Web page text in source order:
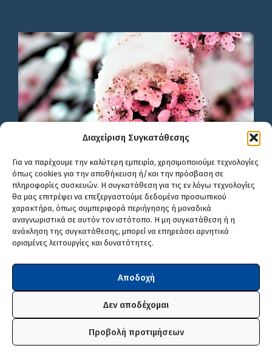
Διαχείριση Συγκατάθεσης
Για να παρέχουμε την καλύτερη εμπειρία, χρησιμοποιούμε τεχνολογίες
όπως cookies για την αποθήκευση ή/και την πρόσβαση σε
πληροφορίες συσκευών. Η συγκατάθεση για τις εν λόγω τεχνολογίες
θα μας επιτρέψει να επεξεργαστούμε δεδομένα προσωπικού
χαρακτήρα, όπως συμπεριφορά περιήγησης ή μοναδικά
αναγνωριστικά σε αυτόν τον ιστότοπο. Η μη συγκατάθεση ή η
ανάκληση της συγκατάθεσης, μπορεί να επηρεάσει αρνητικά
ορισμένες λειτουργίες και δυνατότητες.
Αποδοχή
Δεν αποδέχομαι
Προβολή προτιμήσεων